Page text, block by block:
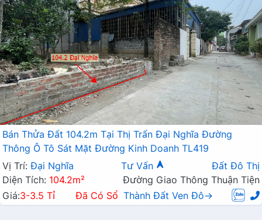
Bán Thửa Đất 104.2m Tại Thị Trấn Đại Nghĩa Đường
Thông Ô Tô Sát Mặt Đường Kinh Doanh TL419
Vị Trí: Đại Nghĩa Tư Vấn
Đất Đô Thị
Diện Tích: 104.2m²
Đường Giao Thông Thuận Tiện
Giá:3-3.5 Tỉ Đã Có Sổ Thành Đất Ven Đô→